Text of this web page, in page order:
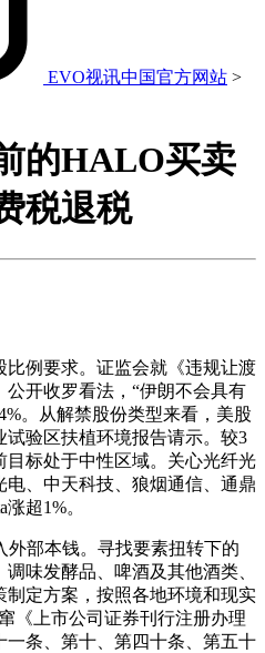
EVO视讯中国官方网站 >
的HALO买卖
税退税
例要求。证监会就《违规让渡
开收罗看法，“伊朗不会具有
。从解禁股份类型来看，美股
验区扶植环境报告请示。较3
目标处于中性区域。关心光纤光
、中天科技、狼烟通信、通鼎
超1%。
部本钱。寻找要素扭转下的
味发酵品、啤酒及其他酒类、
制定方案，按照各地环境和现实
《上市公司证券刊行注册办理
条、第十、第四十条、第五十